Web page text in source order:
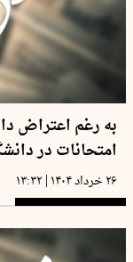
به رغم اعتراض
امتحانات در
۲۶ خرداد ۱۴۰۴ | ۱۳:۳۲